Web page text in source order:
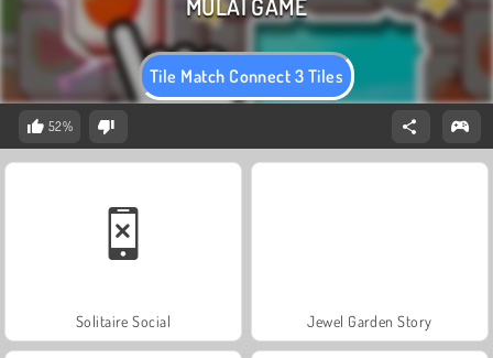
Tile Match Connect 3 Tiles
52%
Solitaire Social Jewel Garden Story